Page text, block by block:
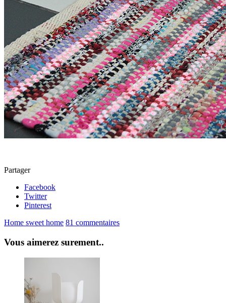
Partager
Facebook
Twitter
Pinterest
Home sweet home 81 commentaires
Vous aimerez surement..